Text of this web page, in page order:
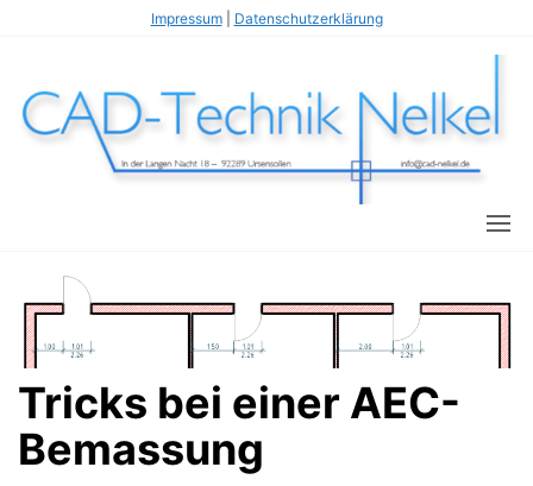
Impressum| Datenschutzerklärung
Tricks bei einer AEC-
Bemassung